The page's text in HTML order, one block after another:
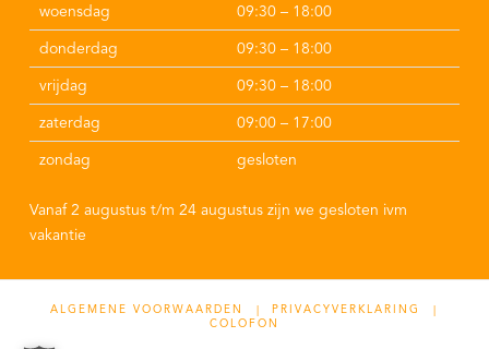
woensdag
09:30 – 18:00
donderdag
09:30 – 18:00
vrijdag
09:30 – 18:00
zaterdag
09:00 – 17:00
zondag
gesloten
Vanaf 2 augustus t/m 24 augustus zijn we gesloten ivm
vakantie
ALGEMENE VOORWAARDEN |
PRIVACYVERKLARING |
COLOFON